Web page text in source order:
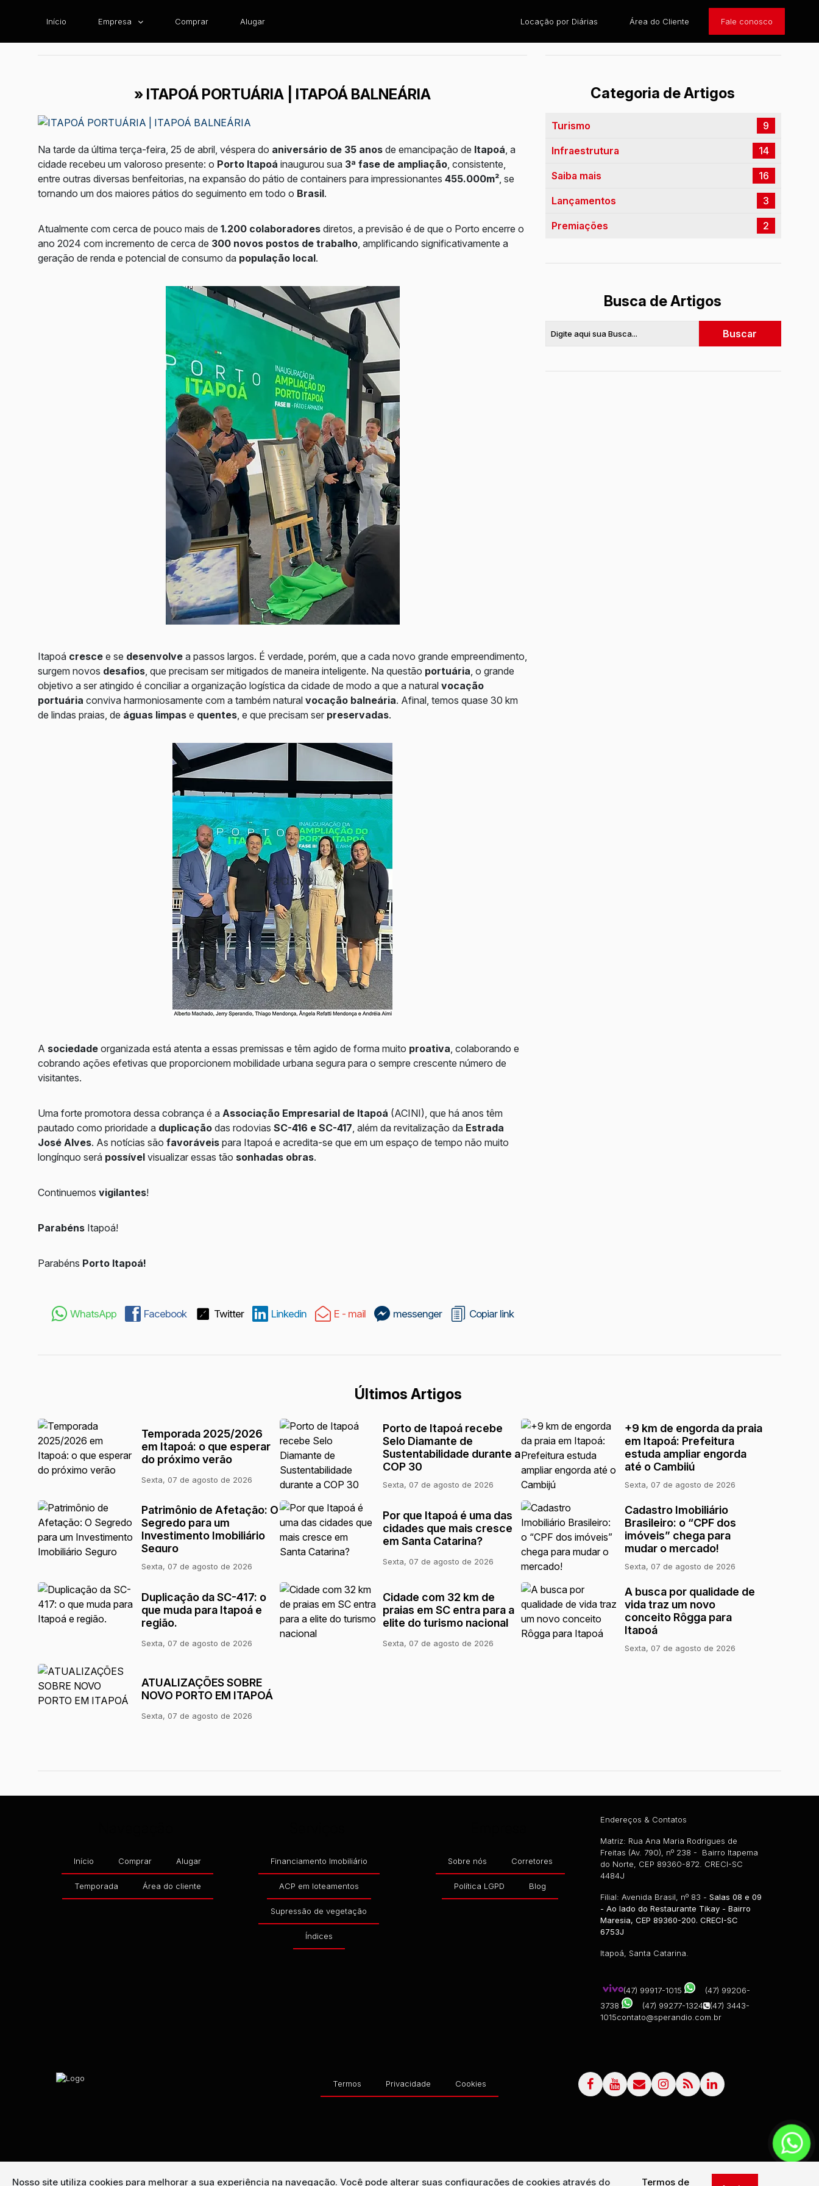
Fale conosco
Área do Cliente
Início Empresa Locação por Diárias
Comprar Alugar
Nosso site utiliza cookies para melhorar a sua experiência na navegação. Você pode alterar suas configurações de cookies através do Termos de
» ITAPOÁ PORTUÁRIA | ITAPOÁ BALNEÁRIA
Na tarde da última terça-feira, 25 de abril, véspera do aniversário de 35 anos de emancipação de Itapoá, a
cidade recebeu um valoroso presente: o Porto Itapoá inaugurou sua 3ª fase de ampliação, consistente,
entre outras diversas benfeitorias, na expansão do pátio de containers para impressionantes 455.000m², se
tornando um dos maiores pátios do seguimento em todo o Brasil.
Atualmente com cerca de pouco mais de 1.200 colaboradores diretos, a previsão é de que o Porto encerre o
ano 2024 com incremento de cerca de 300 novos postos de trabalho, amplificando significativamente a
geração de renda e potencial de consumo da população local.
Itapoá cresce e se desenvolve a passos largos. É verdade, porém, que a cada novo grande empreendimento,
surgem novos desafios, que precisam ser mitigados de maneira inteligente. Na questão portuária, o grande
objetivo a ser atingido é conciliar a organização logística da cidade de modo a que a natural vocação
portuária conviva harmoniosamente com a também natural vocação balneária. Afinal, temos quase 30 km
de lindas praias, de águas limpas e quentes, e que precisam ser preservadas.
A sociedade organizada está atenta a essas premissas e têm agido de forma muito proativa, colaborando e
cobrando ações efetivas que proporcionem mobilidade urbana segura para o sempre crescente número de
visitantes.
Uma forte promotora dessa cobrança é a Associação Empresarial de Itapoá (ACINI), que há anos têm
pautado como prioridade a duplicação das rodovias SC-416 e SC-417, além da revitalização da Estrada
José Alves. As notícias são favoráveis para Itapoá e acredita-se que em um espaço de tempo não muito
longínquo será possível visualizar essas tão sonhadas obras.
Continuemos vigilantes!
Parabéns Itapoá!
Parabéns Porto Itapoá!
WhatsApp Facebook Twitter Linkedin E - mail messenger Copiar link
Categoria de Artigos
Turismo 9
Infraestrutura 14
Saiba mais 16
Lançamentos 3
Premiações 2
Busca de Artigos
Últimos Artigos
Temporada 2025/2026
em Itapoá: o que esperar
do próximo verão
Sexta, 07 de agosto de 2026
Porto de Itapoá recebe
Selo Diamante de
Sustentabilidade durante a
COP 30
Sexta, 07 de agosto de 2026
+9 km de engorda da praia
em Itapoá: Prefeitura
estuda ampliar engorda
até o Cambijú
Sexta, 07 de agosto de 2026
Patrimônio de Afetação: O
Segredo para um
Investimento Imobiliário
Seguro
Sexta, 07 de agosto de 2026
Por que Itapoá é uma das
cidades que mais cresce
em Santa Catarina?
Sexta, 07 de agosto de 2026
Cadastro Imobiliário
Brasileiro: o “CPF dos
imóveis” chega para
mudar o mercado!
Sexta, 07 de agosto de 2026
Duplicação da SC-417: o
que muda para Itapoá e
região.
Sexta, 07 de agosto de 2026
Cidade com 32 km de
praias em SC entra para a
elite do turismo nacional
Sexta, 07 de agosto de 2026
A busca por qualidade de
vida traz um novo
conceito Rôgga para
Itapoá
Sexta, 07 de agosto de 2026
ATUALIZAÇÕES SOBRE
NOVO PORTO EM ITAPOÁ
Sexta, 07 de agosto de 2026
Início Comprar Alugar
Temporada Área do cliente
Financiamento Imobiliário
ACP em loteamentos
Supressão de vegetação
Índices
Sobre nós Corretores
Política LGPD Blog
Endereços & Contatos
Matriz: Rua Ana Maria Rodrigues de
Freitas (Av. 790), nº 238 - Bairro Itapema
do Norte, CEP 89360-872. CRECI-SC
4484J
Filial: Avenida Brasil, nº 83 - Salas 08 e 09
- Ao lado do Restaurante Tikay - Bairro
Maresia, CEP 89360-200. CRECI-SC
6753J
Itapoá, Santa Catarina.
(47) 99917-1015
(47) 99206-
3738
(47) 99277-1324
(47) 3443-
1015contato@sperandio.com.br
Termos Privacidade Cookies